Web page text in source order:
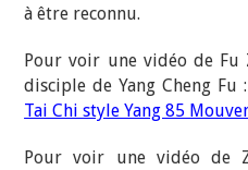
à être reconnu.
Pour voir une vidéo de Fu
disciple de Yang Cheng Fu :
Tai Chi style Yang 85
Pour voir une vidéo de